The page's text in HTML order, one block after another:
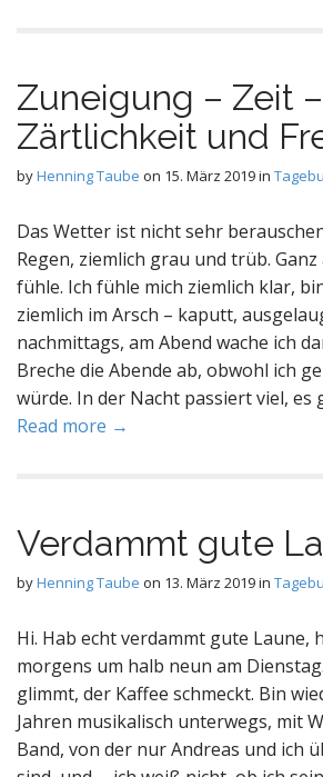
Zuneigung – Zeit –
Zärtlichkeit und
byHenning Taube on 15. März 2019in
Das Wetter ist nicht sehr
Regen, ziemlich grau und trüb.
fühle. Ich fühle mich ziemlich klar,
ziemlich im Arsch – kaputt,
nachmittags, am Abend wache ich
Breche die Abende ab, obwohl ich
würde. In der Nacht passiert viel, es
Read more →
Verdammt gute
byHenning Taube on 13. März 2019in
Hi. Hab echt verdammt gute Laune,
morgens um halb neun am
glimmt, der Kaffee schmeckt. Bin
Jahren musikalisch unterwegs, mit
Band, von der nur Andreas und ich